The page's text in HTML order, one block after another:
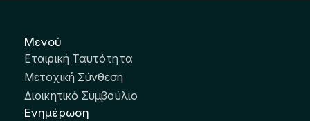
Μενού
Εταιρική Ταυτότητα
Μετοχική Σύνθεση
Διοικητικό Συμβούλιο
Ενημέρωση